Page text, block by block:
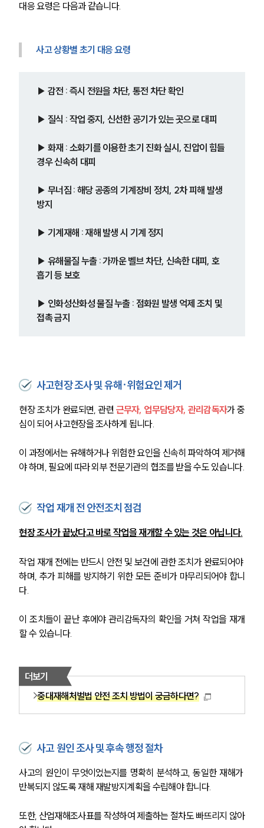
그룹소개
그룹소개
오시는 길
글로벌 파트너 로펌
고객의 소리
사례분석/최신동향
법률정보
법률지식인
고객후기
업무분야
산업안전·중대재해그룹 업무
전체
대응 요령은 다음과 같습니다.
사고 상황별 초기 대응 요령
▶ 감전 : 즉시 전원을 차단, 통전 차단 확인
▶ 질식 : 작업 중지, 신선한 공기가 있는 곳으로 대피
▶ 화재 : 소화기를 이용한 초기 진화 실시, 진압이 힘들
경우 신속히 대피
▶ 무너짐 : 해당 공종의 기계장비 정치, 2차 피해 발생
방지
▶ 기계재해 : 재해 발생 시 기계 정지
▶ 유해물질 누출 : 가까운 벨브 차단, 신속한 대피, 호
흡기 등 보호
▶ 인화성산화성 물질 누출 : 점화원 발생 억제 조치 및
접촉 금지
사고현장 조사 및 유해·위험요인 제거
현장 조치가 완료되면, 관련 근무자, 업무담당자, 관리감독자가 중
심이 되어 사고현장을 조사하게 됩니다.
이 과정에서는 유해하거나 위험한 요인을 신속히 파악하여 제거해
야 하며, 필요에 따라 외부 전문기관의 협조를 받을 수도 있습니다.
작업 재개 전 안전조치 점검
현장 조사가 끝났다고 바로 작업을 재개할 수 있는 것은 아닙니다.
작업 재개 전에는 반드시 안전 및 보건에 관한 조치가 완료되어야
하며, 추가 피해를 방지하기 위한 모든 준비가 마무리되어야 합니
다.
이 조치들이 끝난 후에야 관리감독자의 확인을 거쳐 작업을 재개
할 수 있습니다.
더보기
중대재해처벌법 안전 조치 방법이 궁금하다면?
사고 원인 조사 및 후속 행정 절차
사고의 원인이 무엇이었는지를 명확히 분석하고, 동일한 재해가
반복되지 않도록 재해 재발방지계획을 수립해야 합니다.
또한, 산업재해조사표를 작성하여 제출하는 절차도 빠뜨리지 않아